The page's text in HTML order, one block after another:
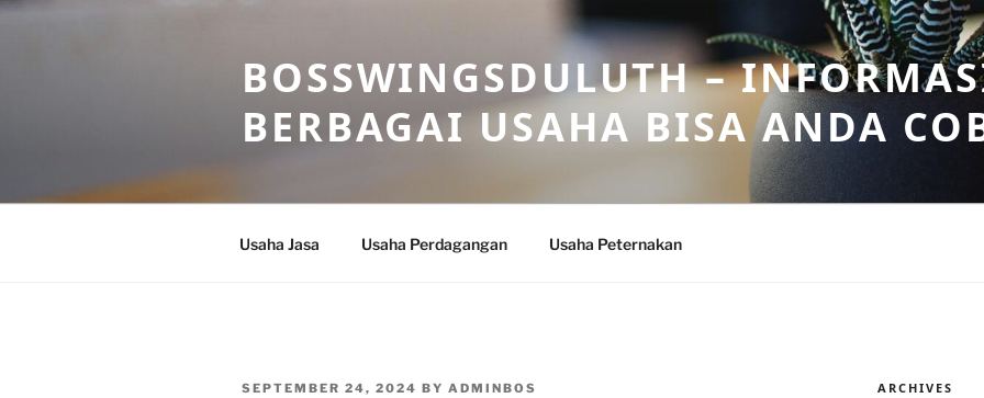
Skip
BOSSWINGSDULUTH –
BERBAGAI USAHA BISA ANDA
Usaha Jasa Usaha Perdagangan Usaha Peternakan
POSTED
SEPTEMBER 24, 2024 BY ADMINBOS ARCHIVES